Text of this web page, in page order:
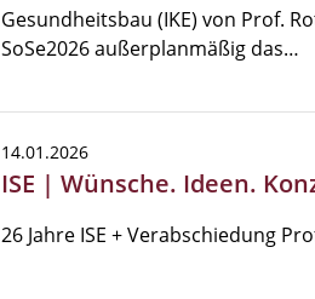
Gesundheitsbau (IKE) von Prof.
SoSe2026 außerplanmäßig das…
14.01.2026
ISE | Wünsche. Ideen.
26 Jahre ISE + Verabschiedung